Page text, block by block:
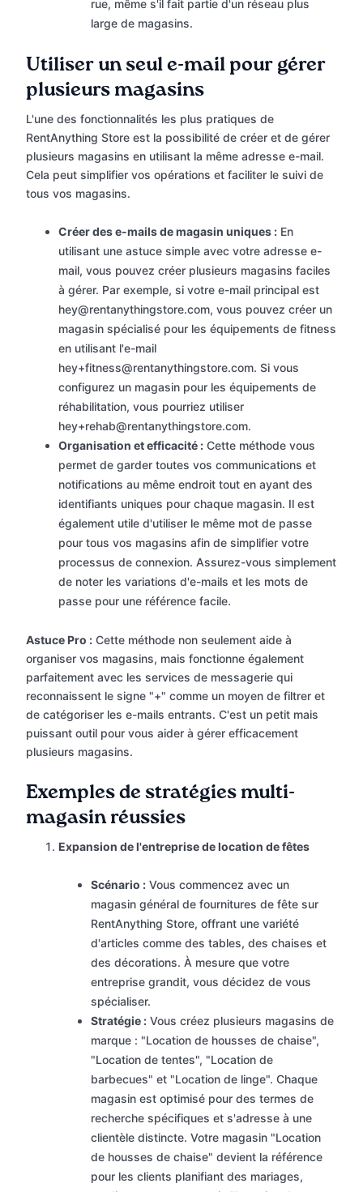
rue, même s'il fait partie d'un réseau plus
large de magasins.
Utiliser un seul e-mail pour gérer
plusieurs magasins
L'une des fonctionnalités les plus pratiques de
RentAnything Store est la possibilité de créer et de gérer
plusieurs magasins en utilisant la même adresse e-mail.
Cela peut simplifier vos opérations et faciliter le suivi de
tous vos magasins.
Créer des e-mails de magasin uniques : En
utilisant une astuce simple avec votre adresse e-
mail, vous pouvez créer plusieurs magasins faciles
à gérer. Par exemple, si votre e-mail principal est
hey@rentanythingstore.com, vous pouvez créer un
magasin spécialisé pour les équipements de fitness
en utilisant l'e-mail
hey+fitness@rentanythingstore.com. Si vous
configurez un magasin pour les équipements de
réhabilitation, vous pourriez utiliser
hey+rehab@rentanythingstore.com.
Organisation et efficacité : Cette méthode vous
permet de garder toutes vos communications et
notifications au même endroit tout en ayant des
identifiants uniques pour chaque magasin. Il est
également utile d'utiliser le même mot de passe
pour tous vos magasins afin de simplifier votre
processus de connexion. Assurez-vous simplement
de noter les variations d'e-mails et les mots de
passe pour une référence facile.
Astuce Pro : Cette méthode non seulement aide à
organiser vos magasins, mais fonctionne également
parfaitement avec les services de messagerie qui
reconnaissent le signe "+" comme un moyen de filtrer et
de catégoriser les e-mails entrants. C'est un petit mais
puissant outil pour vous aider à gérer efficacement
plusieurs magasins.
Exemples de stratégies multi-
magasin réussies
Expansion de l'entreprise de location de fêtes
Scénario : Vous commencez avec un
magasin général de fournitures de fête sur
RentAnything Store, offrant une variété
d'articles comme des tables, des chaises et
des décorations. À mesure que votre
entreprise grandit, vous décidez de vous
spécialiser.
Stratégie : Vous créez plusieurs magasins de
marque : "Location de housses de chaise",
"Location de tentes", "Location de
barbecues" et "Location de linge". Chaque
magasin est optimisé pour des termes de
recherche spécifiques et s'adresse à une
clientèle distincte. Votre magasin "Location
de housses de chaise" devient la référence
pour les clients planifiant des mariages,